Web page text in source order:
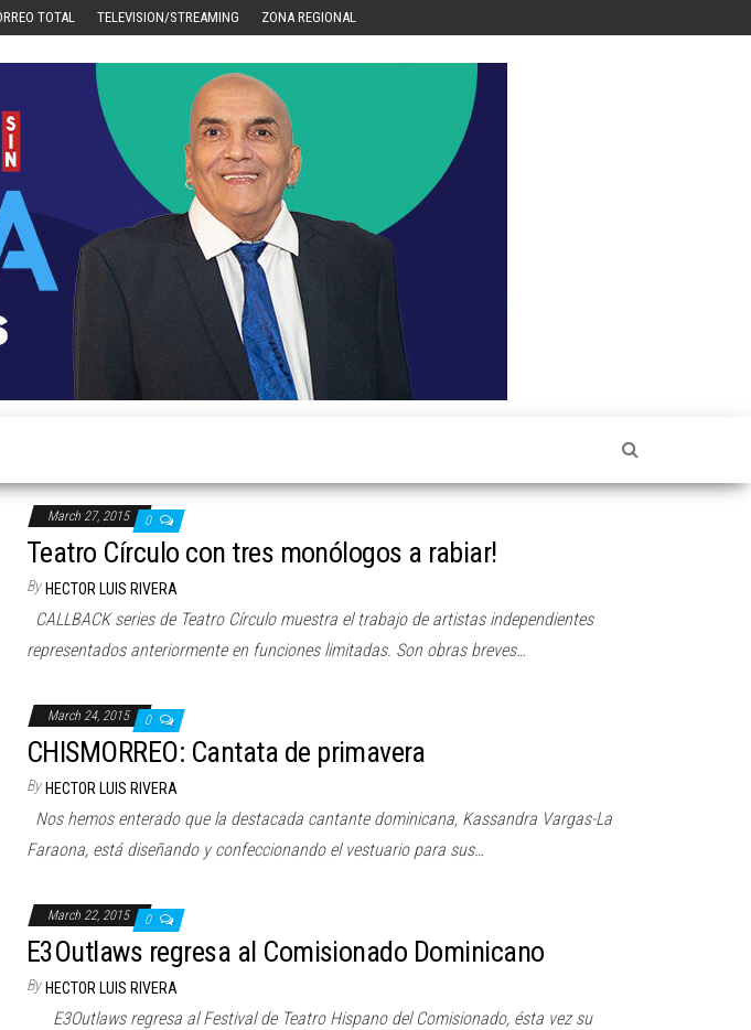
TOTAL TELEVISION/STREAMING ZONA REGIONAL
March 27, 2015 0
Teatro Círculo con tres monólogos a rabiar!
By HECTOR LUIS RIVERA
CALLBACK series de Teatro Círculo muestra el trabajo de artistas independientes
representados anteriormente en funciones limitadas. Son obras breves…
March 24, 2015 0
CHISMORREO: Cantata de primavera
By HECTOR LUIS RIVERA
Nos hemos enterado que la destacada cantante dominicana, Kassandra Vargas-La
Faraona, está diseñando y confeccionando el vestuario para sus…
March 22, 2015 0
E3Outlaws regresa al Comisionado Dominicano
By HECTOR LUIS RIVERA
E3Outlaws regresa al Festival de Teatro Hispano del Comisionado, ésta vez su